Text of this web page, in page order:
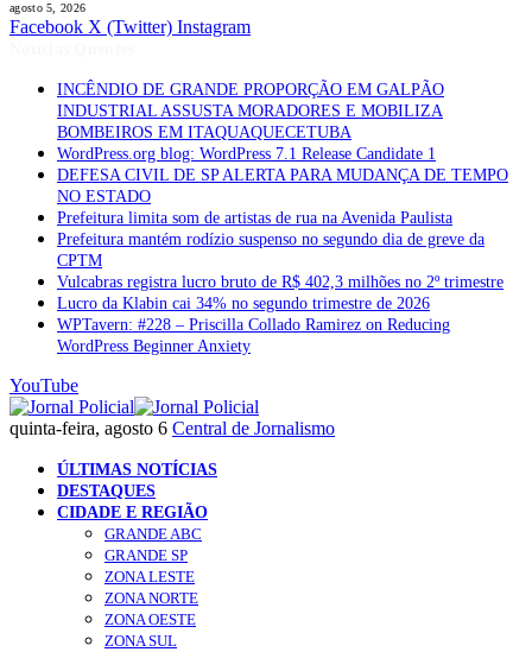
agosto 5, 2026
Facebook X (Twitter) Instagram
INCÊNDIO DE GRANDE PROPORÇÃO EM GALPÃO
INDUSTRIAL ASSUSTA MORADORES E MOBILIZA
BOMBEIROS EM ITAQUAQUECETUBA
WordPress.org blog: WordPress 7.1 Release Candidate 1
DEFESA CIVIL DE SP ALERTA PARA MUDANÇA DE TEMPO
NO ESTADO
Prefeitura limita som de artistas de rua na Avenida Paulista
Prefeitura mantém rodízio suspenso no segundo dia de greve da
CPTM
Vulcabras registra lucro bruto de R$ 402,3 milhões no 2º trimestre
Lucro da Klabin cai 34% no segundo trimestre de 2026
WPTavern: #228 – Priscilla Collado Ramirez on Reducing
WordPress Beginner Anxiety
YouTube
quinta-feira, agosto 6 Central de Jornalismo
ÚLTIMAS NOTÍCIAS
DESTAQUES
CIDADE E REGIÃO
GRANDE ABC
GRANDE SP
ZONA LESTE
ZONA NORTE
ZONA OESTE
ZONA SUL